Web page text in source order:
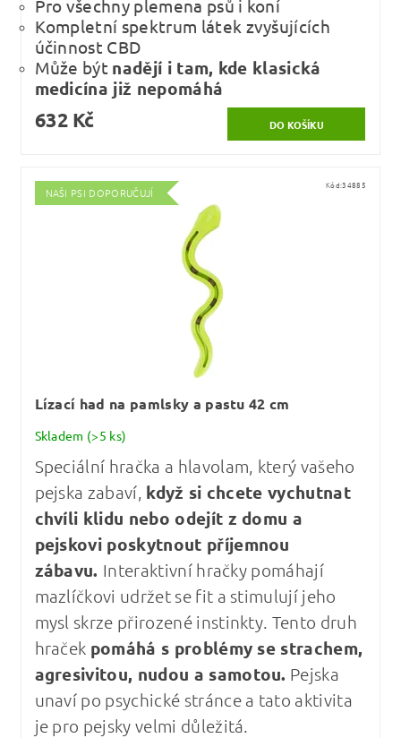
Pro všechny plemena psů i koní
Kompletní spektrum látek zvyšujících
účinnost CBD
Může být nadějí i tam, kde klasická
medicína již nepomáhá
632 Kč
NAŠI PSI DOPORUČUJÍ
Kód:34885
Lízací had na pamlsky a pastu 42 cm
Skladem (>5 ks)
Speciální hračka a hlavolam, který vašeho
pejska zabaví, když si chcete vychutnat
chvíli klidu nebo odejít z domu a
pejskovi poskytnout příjemnou
zábavu. Interaktivní hračky pomáhají
mazlíčkovi udržet se fit a stimulují jeho
mysl skrze přirozené instinkty. Tento druh
hraček pomáhá s problémy se strachem,
agresivitou, nudou a samotou. Pejska
unaví po psychické stránce a tato aktivita
je pro pejsky velmi důležitá.